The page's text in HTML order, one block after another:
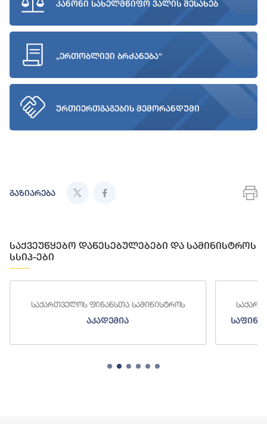
კანონი სახელმწიფო ვალის შესახებ
„ერთობლივი ბრძანება“
ურთიერთგაგების მემორანდუმი
გაზიარება
საქვეუწყებო დაწესებულებები და სამინისტროს
სსიპ-ები
საქართველოს ფინანსთა სამინისტროს
აკადემია